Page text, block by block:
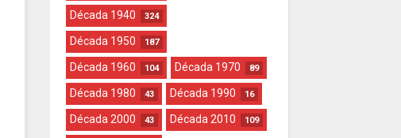
Década 1940 324
Década 1950 187
Década 1960 104 Década 1970 89
Década 1980 43 Década 1990 16
Década 2000 43 Década 2010 109